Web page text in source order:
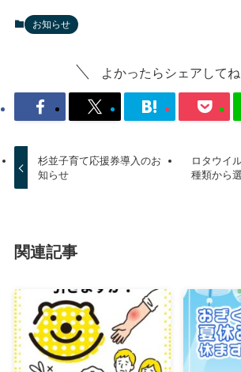
お知らせ
よかったらシェアしてね
杉並子育て応援券導入のお
知らせ
ロタウイ
種類から
関連記事